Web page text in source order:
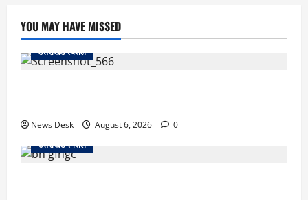
YOU MAY HAVE MISSED
उत्तराखंड स्पेशल
News Desk August 6, 2026
0
उत्तराखंड स्पेशल